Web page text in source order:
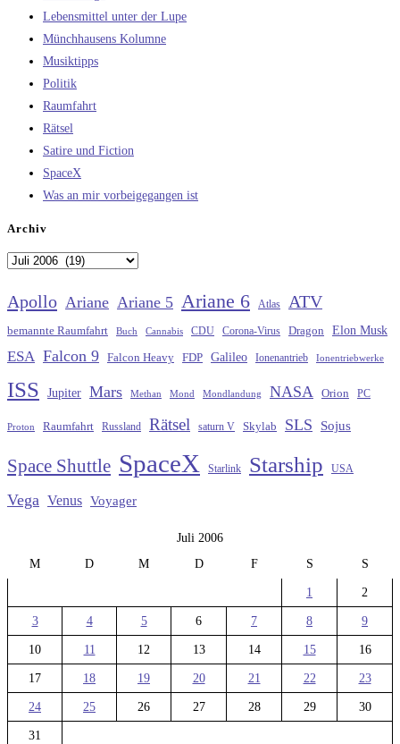
Lebensmittel unter der Lupe
Münchhausens Kolumne
Musiktipps
Politik
Raumfahrt
Rätsel
Satire und Fiction
SpaceX
Was an mir vorbeigegangen ist
Archiv
Archiv
Apollo Ariane Ariane 5 Ariane 6 Atlas ATV
bemannte Raumfahrt Buch Cannabis CDU Corona-Virus Dragon Elon Musk
ESA Falcon 9 Falcon Heavy FDP Galileo Ionenantrieb Ionentriebwerke
ISS Jupiter Mars Methan Mond Mondlandung NASA Orion PC
Proton Raumfahrt Russland Rätsel saturn V Skylab SLS Sojus
Space Shuttle SpaceX Starlink Starship USA
Vega Venus Voyager
Juli 2006
M
D M D F S S
1 2
3 4 5 6 7 8 9
10 11 12 13 14 15 16
17 18 19 20 21 22 23
24 25 26 27 28 29 30
31